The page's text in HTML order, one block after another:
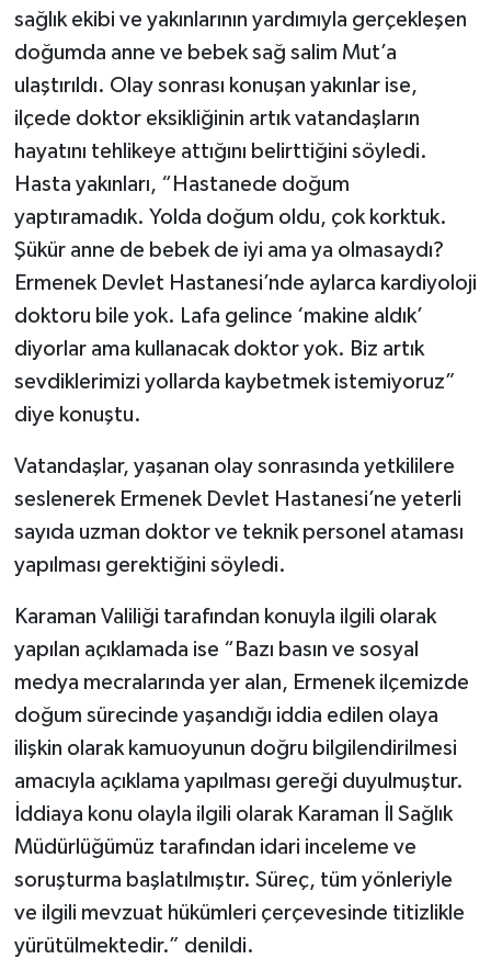
sağlık ekibi ve yakınlarının yardımıyla gerçekleşen
doğumda anne ve bebek sağ salim Mut’a
ulaştırıldı. Olay sonrası konuşan yakınlar ise,
ilçede doktor eksikliğinin artık vatandaşların
hayatını tehlikeye attığını belirttiğini söyledi.
Hasta yakınları, “Hastanede doğum
yaptıramadık. Yolda doğum oldu, çok korktuk.
Şükür anne de bebek de iyi ama ya olmasaydı?
Ermenek Devlet Hastanesi’nde aylarca kardiyoloji
doktoru bile yok. Lafa gelince ‘makine aldık’
diyorlar ama kullanacak doktor yok. Biz artık
sevdiklerimizi yollarda kaybetmek istemiyoruz”
diye konuştu.
Vatandaşlar, yaşanan olay sonrasında yetkililere
seslenerek Ermenek Devlet Hastanesi’ne yeterli
sayıda uzman doktor ve teknik personel ataması
yapılması gerektiğini söyledi.
Karaman Valiliği tarafından konuyla ilgili olarak
yapılan açıklamada ise “Bazı basın ve sosyal
medya mecralarında yer alan, Ermenek ilçemizde
doğum sürecinde yaşandığı iddia edilen olaya
ilişkin olarak kamuoyunun doğru bilgilendirilmesi
amacıyla açıklama yapılması gereği duyulmuştur.
İddiaya konu olayla ilgili olarak Karaman İl Sağlık
Müdürlüğümüz tarafından idari inceleme ve
soruşturma başlatılmıştır. Süreç, tüm yönleriyle
ve ilgili mevzuat hükümleri çerçevesinde titizlikle
yürütülmektedir.” denildi.